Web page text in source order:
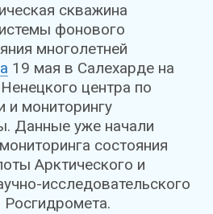
скважина
фонового
многолетней
19 мая в Салехарде на
центра по
и мониторингу
Данные уже начали
состояния
Арктического и
исследовательского